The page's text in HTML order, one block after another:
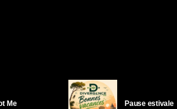
Me Pause estivale